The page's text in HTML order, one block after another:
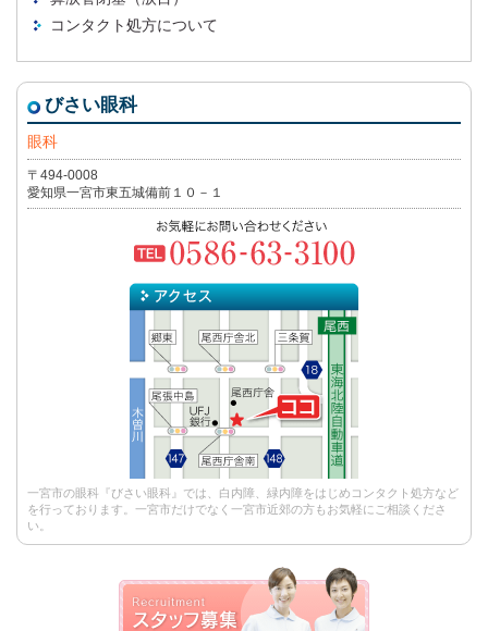
コンタクト処方について
びさい眼科
眼科
〒494-0008
愛知県一宮市東五城備前１０－１
一宮市の眼科『びさい眼科』では、白内障、緑内障をはじめコンタクト処方など
を行っております。一宮市だけでなく一宮市近郊の方もお気軽にご相談くださ
い。